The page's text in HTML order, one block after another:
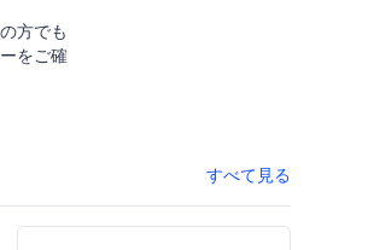
方でも
をご確
すべて見る